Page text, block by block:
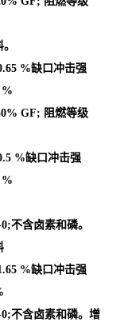
%缺口冲击强
%
GF; 阻燃等级
%缺口冲击强
%
不含卤素和磷。
%缺口冲击强
不含卤素和磷。增